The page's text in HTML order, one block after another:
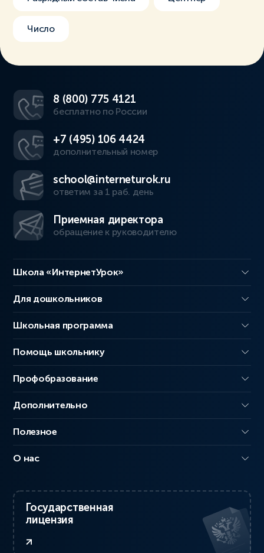
Число
8 (800) 775 4121
бесплатно по России
+7 (495) 106 4424
дополнительный номер
school@interneturok.ru
ответим за 1 раб. день
Приемная директора
обращение к руководителю
Школа «ИнтернетУрок»
Для дошкольников
Школьная программа
Помощь школьнику
Профобразование
Дополнительно
Полезное
О нас
Государственная
лицензия